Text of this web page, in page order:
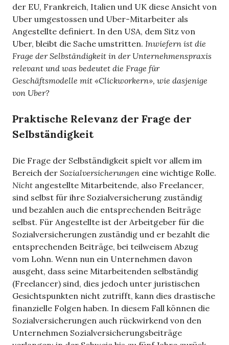
der EU, Frankreich, Italien und UK diese Ansicht von
Uber umgestossen und Uber-Mitarbeiter als
Angestellte definiert. In den USA, dem Sitz von
Uber, bleibt die Sache umstritten. Inwiefern ist die
Frage der Selbständigkeit in der Unternehmenspraxis
relevant und was bedeutet die Frage für
Geschäftsmodelle mit «Clickworkern», wie dasjenige
von Uber?
Praktische Relevanz der Frage der
Selbständigkeit
Die Frage der Selbständigkeit spielt vor allem im
Bereich der Sozialversicherungen eine wichtige Rolle.
Nicht angestellte Mitarbeitende, also Freelancer,
sind selbst für ihre Sozialversicherung zuständig
und bezahlen auch die entsprechenden Beiträge
selbst. Für Angestellte ist der Arbeitgeber für die
Sozialversicherungen zuständig und er bezahlt die
entsprechenden Beiträge, bei teilweisem Abzug
vom Lohn. Wenn nun ein Unternehmen davon
ausgeht, dass seine Mitarbeitenden selbständig
(Freelancer) sind, dies jedoch unter juristischen
Gesichtspunkten nicht zutrifft, kann dies drastische
finanzielle Folgen haben. In diesem Fall können die
Sozialversicherungen auch rückwirkend von den
Unternehmen Sozialversicherungsbeiträge